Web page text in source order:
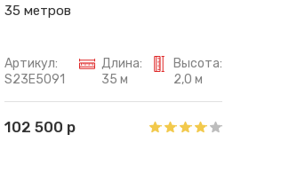
35 метров
Артикул:
S23E5091
Длина:
35 м
Высота:
2,0 м
102 500 р